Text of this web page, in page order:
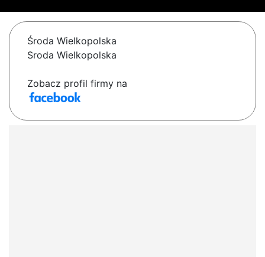
Środa Wielkopolska
Sroda Wielkopolska
Zobacz profil firmy na